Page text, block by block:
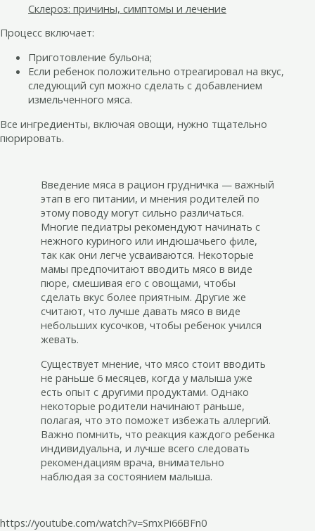
Склероз: причины, симптомы и лечение
Процесс включает:
Приготовление бульона;
Если ребенок положительно отреагировал на вкус,
следующий суп можно сделать с добавлением
измельченного мяса.
Все ингредиенты, включая овощи, нужно тщательно
пюрировать.
Введение мяса в рацион грудничка — важный
этап в его питании, и мнения родителей по
этому поводу могут сильно различаться.
Многие педиатры рекомендуют начинать с
нежного куриного или индюшачьего филе,
так как они легче усваиваются. Некоторые
мамы предпочитают вводить мясо в виде
пюре, смешивая его с овощами, чтобы
сделать вкус более приятным. Другие же
считают, что лучше давать мясо в виде
небольших кусочков, чтобы ребенок учился
жевать.
Существует мнение, что мясо стоит вводить
не раньше 6 месяцев, когда у малыша уже
есть опыт с другими продуктами. Однако
некоторые родители начинают раньше,
полагая, что это поможет избежать аллергий.
Важно помнить, что реакция каждого ребенка
индивидуальна, и лучше всего следовать
рекомендациям врача, внимательно
наблюдая за состоянием малыша.
https://youtube.com/watch?v=SmxPi66BFn0